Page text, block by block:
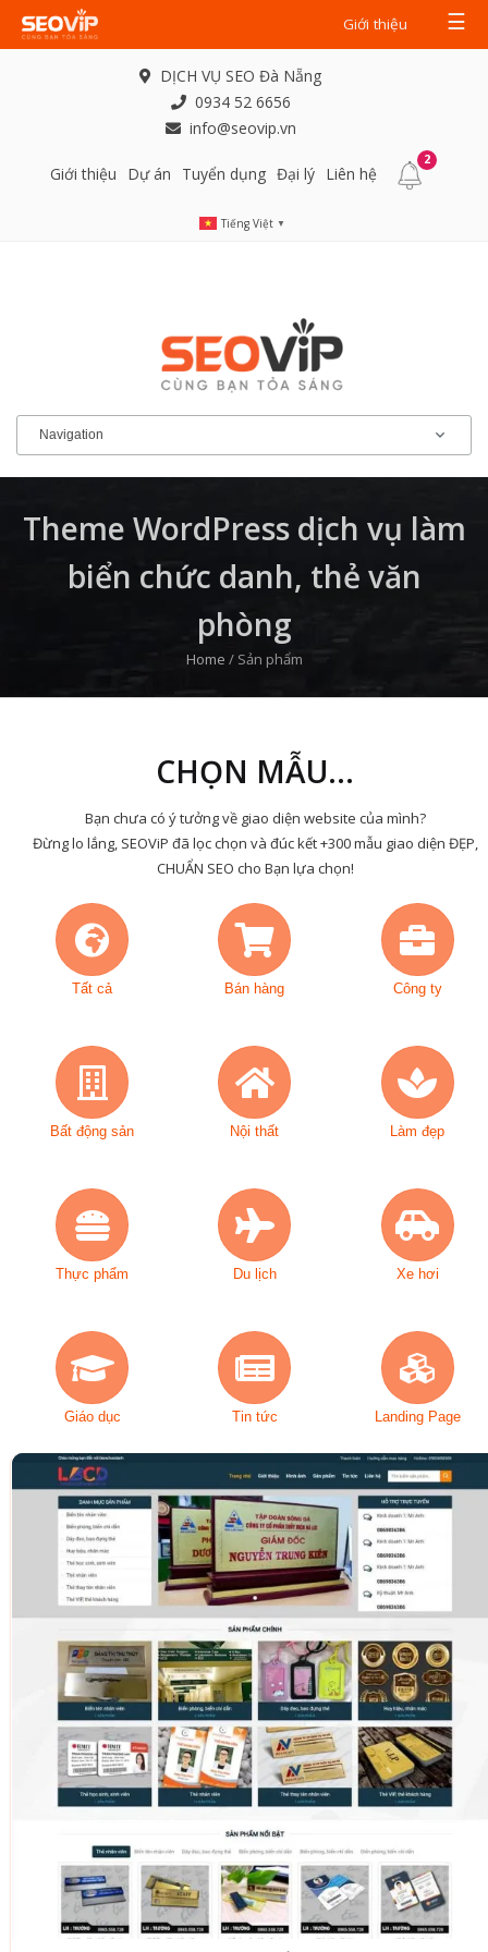
Giới thiệu ☰
DỊCH VỤ SEO Đà Nẵng
0934 52 6656
info@seovip.vn
Giới thiệu Dự án Tuyển dụng Đại lý Liên hệ
2
Tiếng Việt ▼
Theme WordPress dịch vụ làm
biển chức danh, thẻ văn
phòng
Home / Sản phẩm
CHỌN MẪU...
Bạn chưa có ý tưởng về giao diện website của mình?
Đừng lo lắng, SEOViP đã lọc chọn và đúc kết +300 mẫu giao diện ĐẸP,
CHUẨN SEO cho Bạn lựa chọn!
Tất cả Bán hàng Công ty
Bất động sản Nội thất Làm đẹp
Thực phẩm Du lịch Xe hơi
Giáo dục Tin tức Landing Page